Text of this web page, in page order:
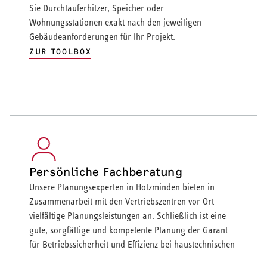
Sie Durchlauferhitzer, Speicher oder
Wohnungsstationen exakt nach den jeweiligen
Gebäudeanforderungen für Ihr Projekt.
ZUR TOOLBOX
Persönliche Fachberatung
Unsere Planungsexperten in Holzminden bieten in
Zusammenarbeit mit den Vertriebszentren vor Ort
vielfältige Planungsleistungen an. Schließlich ist eine
gute, sorgfältige und kompetente Planung der Garant
für Betriebssicherheit und Effizienz bei haustechnischen